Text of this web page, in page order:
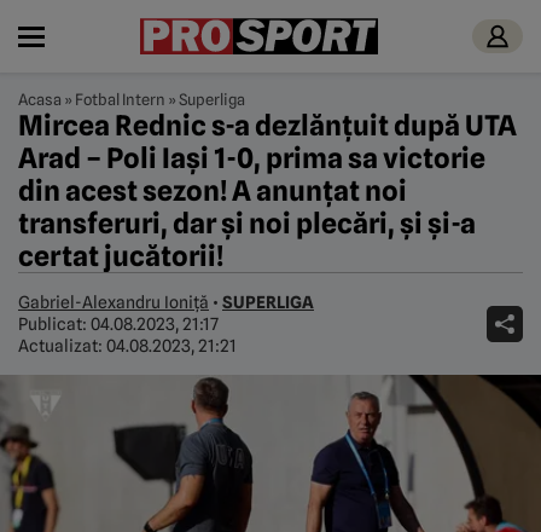
Acasa » Fotbal Intern »Superliga
Mircea Rednic s-a dezlănțuit după UTA
Arad – Poli Iași 1-0, prima sa victorie
din acest sezon! A anunțat noi
transferuri, dar și noi plecări, și și-a
certat jucătorii!
Gabriel-Alexandru Ioniță • SUPERLIGA
Publicat: 04.08.2023, 21:17
Actualizat: 04.08.2023, 21:21